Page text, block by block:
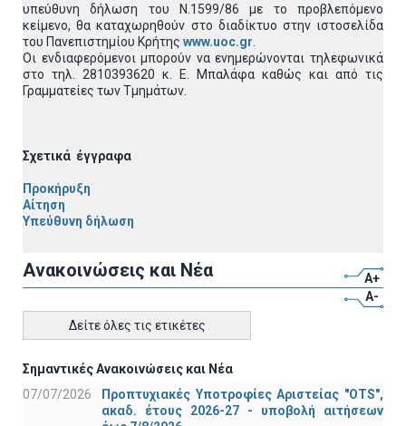
υπεύθυνη δήλωση του Ν.1599/86 με το προβλεπόμενο
κείμενο, θα καταχωρηθούν στο διαδίκτυο στην ιστοσελίδα
του Πανεπιστημίου Κρήτης www.uoc.gr
Οι ενδιαφερόμενοι μπορούν να ενημερώνονται τηλεφωνικά
στο τηλ. 2810393620 κ. Ε. Μπαλάφα καθώς και από τις
Γραμματείες των Τμημάτων.
Σχετικά έγγραφα
Προκήρυξη
Αίτηση
Υπεύθυνη δήλωση
Ανακοινώσεις και Νέα
A+
A-
Δείτε όλες τις ετικέτες
Σημαντικές Ανακοινώσεις και Νέα
07/07/2026
Προπτυχιακές Υποτροφίες Αριστείας "OTS",
ακαδ. έτους 2026-27 - υποβολή αιτήσεων